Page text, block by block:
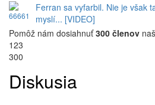
Ferran sa vyfarbil. Nie je však
myslí... [VIDEO]
Pomôž nám dosiahnuť300 členov
123
300
Diskusia